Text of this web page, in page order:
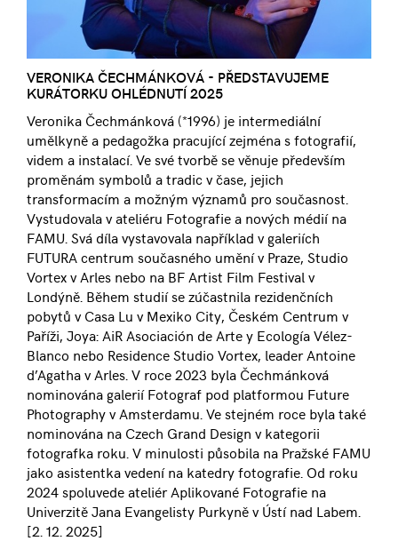
VERONIKA ČECHMÁNKOVÁ - PŘEDSTAVUJEME
KURÁTORKU OHLÉDNUTÍ 2025
Veronika Čechmánková (*1996) je intermediální
umělkyně a pedagožka pracující zejména s fotografií,
videm a instalací. Ve své tvorbě se věnuje především
proměnám symbolů a tradic v čase, jejich
transformacím a možným významů pro současnost.
Vystudovala v ateliéru Fotografie a nových médií na
FAMU. Svá díla vystavovala například v galeriích
FUTURA centrum současného umění v Praze, Studio
Vortex v Arles nebo na BF Artist Film Festival v
Londýně. Během studií se zúčastnila rezidenčních
pobytů v Casa Lu v Mexiko City, Českém Centrum v
Paříži, Joya: AiR Asociación de Arte y Ecología Vélez-
Blanco nebo Residence Studio Vortex, leader Antoine
d’Agatha v Arles. V roce 2023 byla Čechmánková
nominována galerií Fotograf pod platformou Future
Photography v Amsterdamu. Ve stejném roce byla také
nominována na Czech Grand Design v kategorii
fotografka roku. V minulosti působila na Pražské FAMU
jako asistentka vedení na katedry fotografie. Od roku
2024 spoluvede ateliér Aplikované Fotografie na
Univerzitě Jana Evangelisty Purkyně v Ústí nad Labem.
[2. 12. 2025]